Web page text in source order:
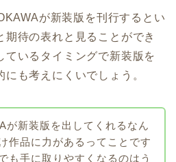
が新装版を刊行するとい
期待の表れと見ることができ
ているタイミングで新装版を
も考えにくいでしょう。
が新装版を出してくれるなん
作品に力があるってことです
も手に取りやすくなるのはう